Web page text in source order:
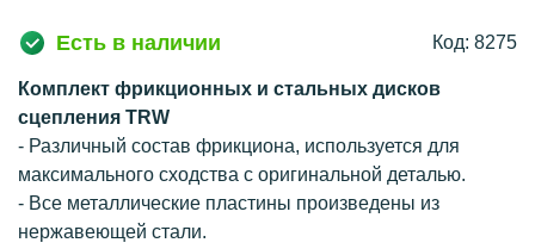
Есть в наличии Код: 8275
Комплект фрикционных и стальных дисков
сцепления TRW
- Различный состав фрикциона, используется для
максимального сходства с оригинальной деталью.
- Все металлические пластины произведены из
нержавеющей стали.